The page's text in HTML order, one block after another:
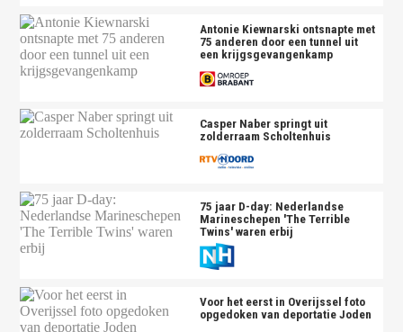
Antonie Kiewnarski ontsnapte met
75 anderen door een tunnel uit
een krijgsgevangenkamp
Casper Naber springt uit
zolderraam Scholtenhuis
75 jaar D-day: Nederlandse
Marineschepen 'The Terrible
Twins' waren erbij
Voor het eerst in Overijssel foto
opgedoken van deportatie Joden